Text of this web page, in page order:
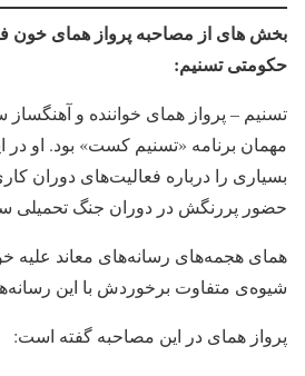
بخش های از مصاحبه پرواز همای خون
حکومتی تسنیم:
تسنیم – پرواز همای خواننده و
مهمان برنامه «تسنیم کست» بود. او
بسیاری را درباره فعالیت‌های دوران
حضور پررنگش در دوران جنگ تحمیلی
همای هجمه‌های رسانه‌های معاند علیه
شیوه‌ی متفاوت برخوردش با این
پرواز همای در این مصاحبه گفته است: